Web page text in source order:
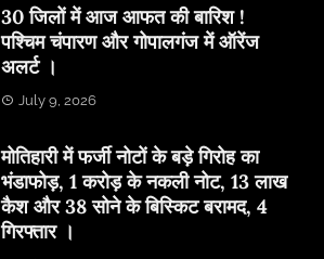
30 जिलों में आज आफत की बारिश !
पश्चिम चंपारण और गोपालगंज में ऑरेंज
अलर्ट ।
July 9, 2026
मोतिहारी में फर्जी नोटों के बड़े गिरोह का
भंडाफोड़, 1 करोड़ के नकली नोट, 13 लाख
कैश और 38 सोने के बिस्किट बरामद, 4
गिरफ्तार ।